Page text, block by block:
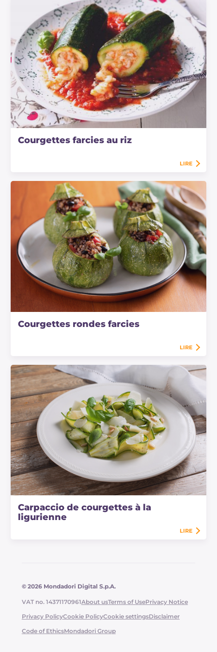
Courgettes farcies au riz
LIRE
Courgettes rondes farcies
LIRE
Carpaccio de courgettes à la
ligurienne
LIRE
© 2026 Mondadori Digital S.p.A.
VAT no. 14371170961About usTerms of UsePrivacy Notice
Privacy PolicyCookie PolicyCookie settingsDisclaimer
Code of EthicsMondadori Group